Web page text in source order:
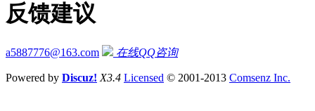
反馈建议
a5887776@163.com 在线QQ咨询
Powered by Discuz! X3.4 Licensed © 2001-2013 Comsenz Inc.